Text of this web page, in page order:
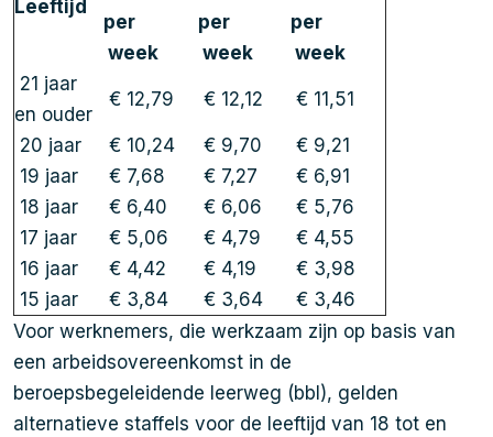
Leeftijd
per
week
per
week
per
week
21 jaar
en ouder
€ 12,79 € 12,12 € 11,51
20 jaar € 10,24 € 9,70
€ 9,21
19 jaar
€ 7,68 € 7,27
€ 6,91
18 jaar
€ 6,40 € 6,06
€ 5,76
17 jaar
€ 5,06 € 4,79
€ 4,55
16 jaar
€ 4,42 € 4,19
€ 3,98
15 jaar
€ 3,84 € 3,64
€ 3,46
Voor werknemers, die werkzaam zijn op basis van
een arbeidsovereenkomst in de
beroepsbegeleidende leerweg (bbl), gelden
alternatieve staffels voor de leeftijd van 18 tot en